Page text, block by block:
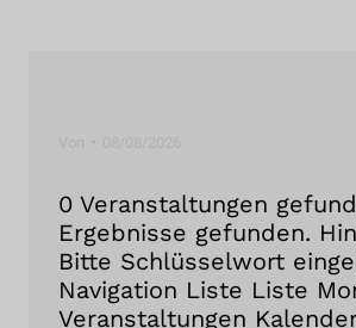
0 Veranstaltungen
Ergebnisse gefunden.
Bitte Schlüsselwort
Navigation Liste Liste
Veranstaltungen